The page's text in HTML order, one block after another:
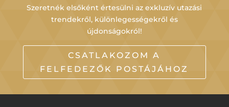
Szeretnék elsőként értesülni az exkluzív utazási
trendekről, különlegességekről és
újdonságokról!
CSATLAKOZOM A
FELFEDEZŐK POSTÁJÁHOZ